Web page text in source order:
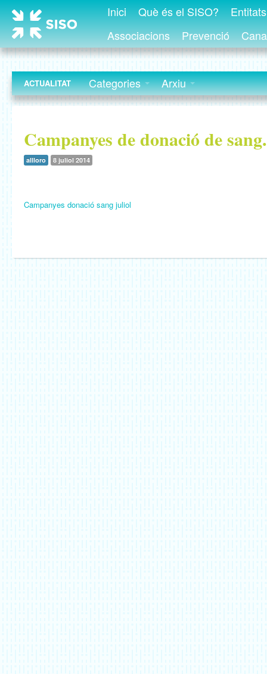
Inici Què és el SISO?
Associacions
Prevenció
ACTUALITAT Categories Arxiu
Campanyes de donació de
allloro 8 juliol 2014
Campanyes donació sang juliol